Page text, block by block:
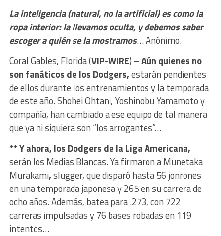
La inteligencia (natural, no la artificial) es como la
ropa interior: la llevamos oculta, y debemos saber
escoger a quién se la mostramos… Anónimo.
Coral Gables, Florida (VIP-WIRE) –Aún quienes no
son fanáticos de los Dodgers,estarán pendientes
de ellos durante los entrenamientos y la temporada
de este año.Shohei Ohtani, Yoshinobu Yamamoto y
compañía, han cambiado a ese equipo de tal manera
que ya ni siquiera son “los arrogantes”…
** Y ahora, los Dodgers de la Liga Americana,
serán los Medias Blancas. Ya firmaron a Munetaka
Murakami,slugger, que disparó hasta 56 jonrones
en una temporada japonesa y 265 en su carrera de
ocho años. Además, batea para .273, con 722
carreras impulsadas y 76 bases robadas en 119
intentos…